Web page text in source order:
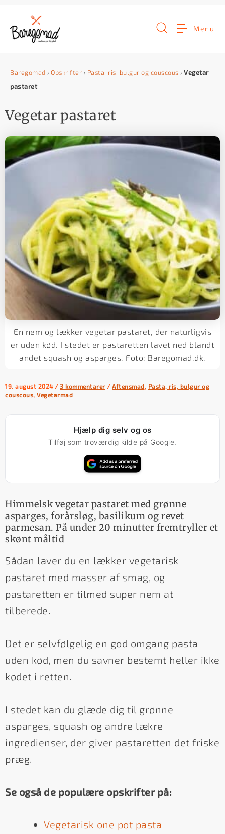
n
h
o
Menu
Baregomad › Opskrifter › Pasta, ris, bulgur og couscous › Vegetar
pastaret
Vegetar pastaret
En nem og lækker vegetar pastaret, der naturligvis
er uden kød. I stedet er pastaretten lavet ned blandt
andet squash og asparges. Foto: Baregomad.dk.
19. august 2024 / 3 kommentarer / Aftensmad, Pasta, ris, bulgur og
couscous, Vegetarmad
Hjælp dig selv og os
Tilføj som troværdig kilde på Google.
Himmelsk vegetar pastaret med grønne
asparges, forårsløg, basilikum og revet
parmesan. På under 20 minutter fremtryller et
skønt måltid
Sådan laver du en lækker vegetarisk
pastaret med masser af smag, og
pastaretten er tilmed super nem at
tilberede.
Det er selvfølgelig en god omgang pasta
uden kød, men du savner bestemt heller ikke
kødet i retten.
I stedet kan du glæde dig til grønne
asparges, squash og andre lækre
ingredienser, der giver pastaretten det friske
præg.
Se også de populære opskrifter på:
Vegetarisk one pot pasta